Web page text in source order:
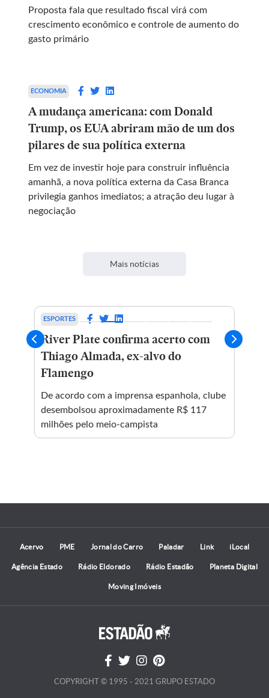
Proposta fala que resultado fiscal virá com
crescimento econômico e controle de aumento do
gasto primário
ECONOMIA
A mudança americana: com Donald
Trump, os EUA abriram mão de um dos
pilares de sua política externa
Em vez de investir hoje para construir influência
amanhã, a nova política externa da Casa Branca
privilegia ganhos imediatos; a atração deu lugar à
negociação
Mais notícias
ESPORTES
River Plate confirma acerto com
Thiago Almada, ex-alvo do
Flamengo
De acordo com a imprensa espanhola, clube
desembolsou aproximadamente R$ 117
milhões pelo meio-campista
Acervo PME Jornal do Carro Paladar Link iLocal
Agência Estado Rádio Eldorado Rádio Estadão Planeta Digital
Moving Imóveis
COPYRIGHT © 1995 - 2021 GRUPO ESTADO